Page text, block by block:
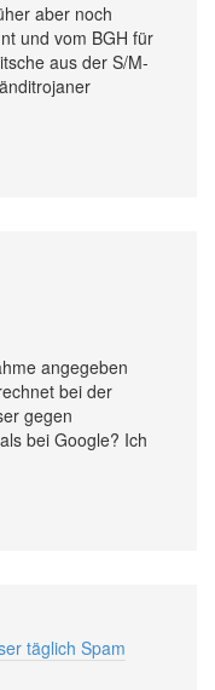
aber noch
und vom BGH für
aus der S/M-
angegeben
bei der
gegen
bei Google? Ich
täglich Spam